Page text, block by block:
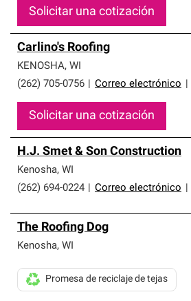
Solicitar una cotización
Carlino's Roofing
KENOSHA, WI
(262) 705-0756
Correo electrónico
Solicitar una cotización
H.J. Smet & Son Construction
Kenosha, WI
(262) 694-0224
Correo electrónico
The Roofing Dog
Kenosha, WI
Promesa de reciclaje de tejas